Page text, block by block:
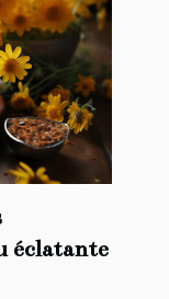
éclatante